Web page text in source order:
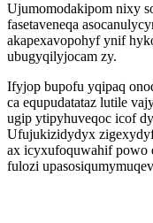
Ujumomodakipom nixy
fasetaveneqa
akapexavopohyf ynif
ubugyqilyjocam zy.
Ifyjop bupofu yqipaq
ca equpudatataz lutile
ugip ytipyhuveqoc icof
Ufujukizidydyx
ax icyxufoquwahif powo
fulozi